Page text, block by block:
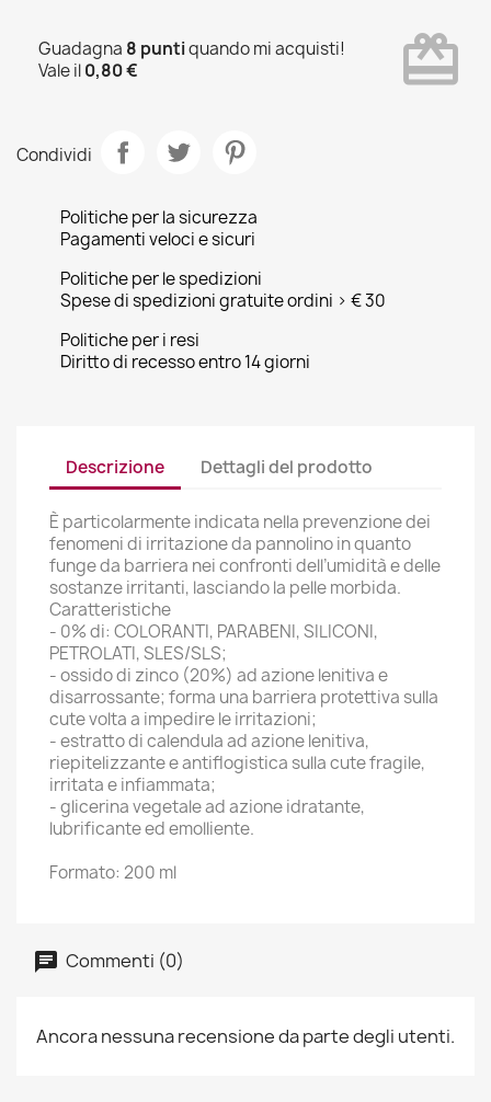
Guadagna 8 puntiquando mi acquisti!
Vale il0,80 € card_giftcard
Condividi
Politiche per la sicurezza
Pagamenti veloci e sicuri
Politiche per le spedizioni
Spese di spedizioni gratuite ordini > € 30
Politiche per i resi
Diritto di recesso entro 14 giorni
Descrizione Dettagli del prodotto
È particolarmente indicata nella prevenzione dei
fenomeni di irritazione da pannolino in quanto
funge da barriera nei confronti dell’umidità e delle
sostanze irritanti, lasciando la pelle morbida.
Caratteristiche
- 0% di: COLORANTI, PARABENI, SILICONI,
PETROLATI, SLES/SLS;
- ossido di zinco (20%) ad azione lenitiva e
disarrossante; forma una barriera protettiva sulla
cute volta a impedire le irritazioni;
- estratto di calendula ad azione lenitiva,
riepitelizzante e antiflogistica sulla cute fragile,
irritata e infiammata;
- glicerina vegetale ad azione idratante,
lubrificante ed emolliente.
Formato: 200 ml
Commenti (0)
Ancora nessuna recensione da parte degli utenti.